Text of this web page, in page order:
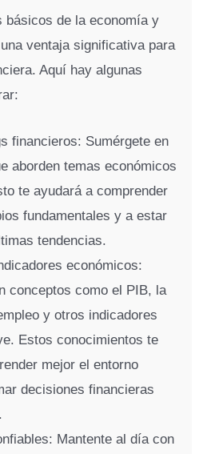
básicos de la economía y
ventaja significativa para
Aquí hay algunas
financieros: Sumérgete en
aborden temas económicos
te ayudará a comprender
fundamentales y a estar
tendencias.
económicos:
conceptos como el PIB, la
y otros indicadores
Estos conocimientos te
mejor el entorno
decisiones financieras
Mantente al día con